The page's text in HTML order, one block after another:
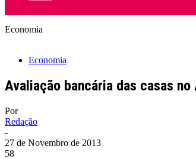
Economia
Economia
Avaliação bancária das casas
Por
Redação
-
27 de Novembro de 2013
58